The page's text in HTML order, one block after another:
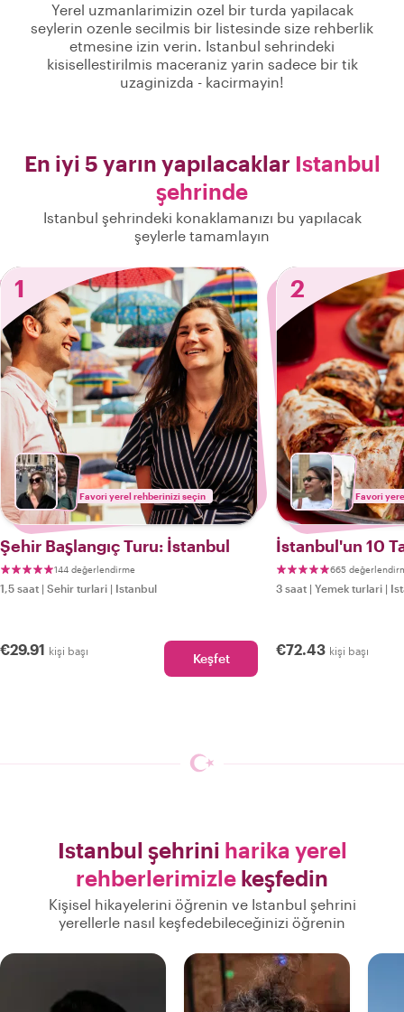
Yerel uzmanlarimizin ozel bir turda yapilacak
seylerin ozenle secilmis bir listesinde size rehberlik
etmesine izin verin. Istanbul sehrindeki
kisisellestirilmis maceraniz yarin sadece bir tik
uzaginizda - kacirmayin!
En iyi 5 yarın yapılacaklar Istanbul
şehrinde
Istanbul şehrindeki konaklamanızı bu yapılacak
şeylerle tamamlayın
1
Favori yerel rehberinizi seçin
Şehir Başlangıç Turu: İstanbul
144 değerlendirme
1,5 saat | Sehir turlari | Istanbul
€29.91 kişi başı Keşfet
2
Favori
İstanbul'un 10
665
3 saat | Yemek turlari |
€72.43 kişi başı
Istanbul şehrini harika yerel
rehberlerimizle keşfedin
Kişisel hikayelerini öğrenin ve Istanbul şehrini
yerellerle nasıl keşfedebileceğinizi öğrenin